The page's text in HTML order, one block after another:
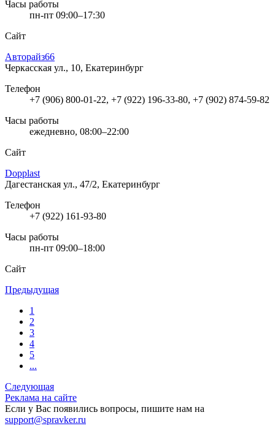
Часы работы
пн-пт 09:00–17:30
Сайт
Авторайз66
Черкасская ул., 10, Екатеринбург
Телефон
+7 (906) 800-01-22, +7 (922) 196-33-80, +7 (902) 874-59-82
Часы работы
ежедневно, 08:00–22:00
Сайт
Dopplast
Дагестанская ул., 47/2, Екатеринбург
Телефон
+7 (922) 161-93-80
Часы работы
пн-пт 09:00–18:00
Сайт
Предыдущая
1
2
3
4
5
...
Следующая
Реклама на сайте
Если у Вас появились вопросы, пишите нам на
support@spravker.ru